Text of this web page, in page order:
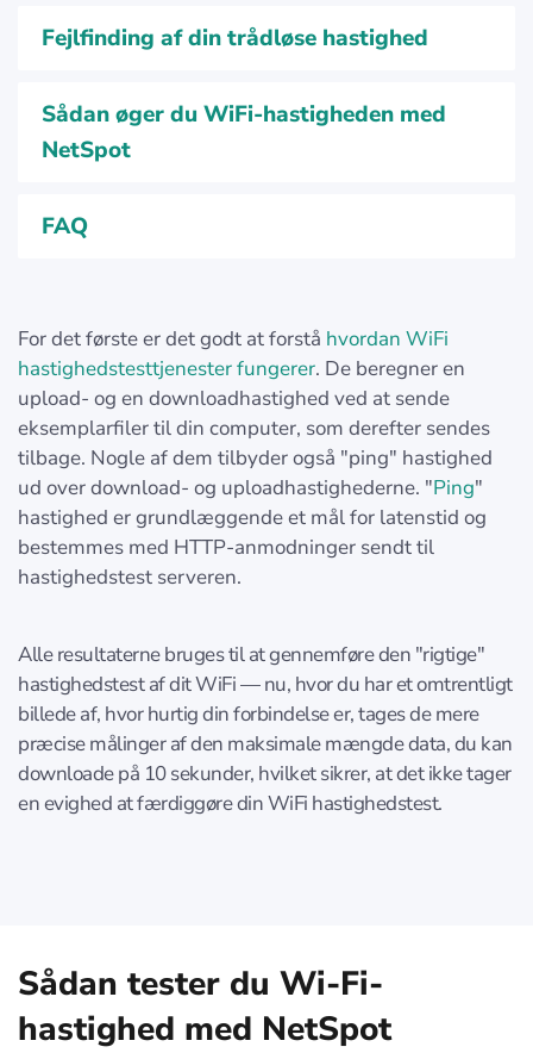
Fejlfinding af din trådløse hastighed
Sådan øger du WiFi-hastigheden med
NetSpot
FAQ
For det første er det godt at forstå hvordan WiFi
hastighedstesttjenester fungerer. De beregner en
upload- og en downloadhastighed ved at sende
eksemplarfiler til din computer, som derefter sendes
tilbage. Nogle af dem tilbyder også "ping" hastighed
ud over download- og uploadhastighederne. "Ping"
hastighed er grundlæggende et mål for latenstid og
bestemmes med HTTP-anmodninger sendt til
hastighedstest serveren.
Alle resultaterne bruges til at gennemføre den "rigtige"
hastighedstest af dit WiFi — nu, hvor du har et omtrentligt
billede af, hvor hurtig din forbindelse er, tages de mere
præcise målinger af den maksimale mængde data, du kan
downloade på 10 sekunder, hvilket sikrer, at det ikke tager
en evighed at færdiggøre din WiFi hastighedstest.
Sådan tester du Wi-Fi-
hastighed med NetSpot